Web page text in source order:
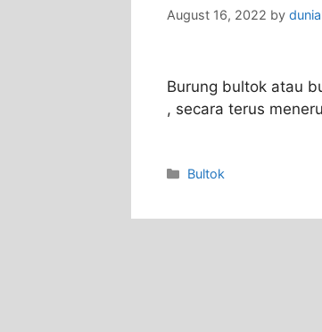
August 16, 2022 by
Burung bultok atau
, secara terus
Categories
Bultok